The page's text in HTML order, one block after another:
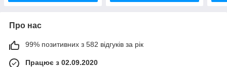
Про нас
99% позитивних з 582 відгуків за рік
Працює з 02.09.2020